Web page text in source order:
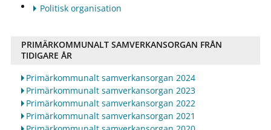
Politisk organisation
PRIMÄRKOMMUNALT SAMVERKANSORGAN FRÅN
TIDIGARE ÅR
Primärkommunalt samverkansorgan 2024
Primärkommunalt samverkansorgan 2023
Primärkommunalt samverkansorgan 2022
Primärkommunalt samverkansorgan 2021